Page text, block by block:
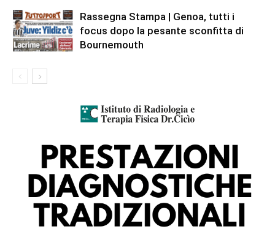
Rassegna Stampa | Genoa, tutti i
focus dopo la pesante sconfitta di
Bournemouth